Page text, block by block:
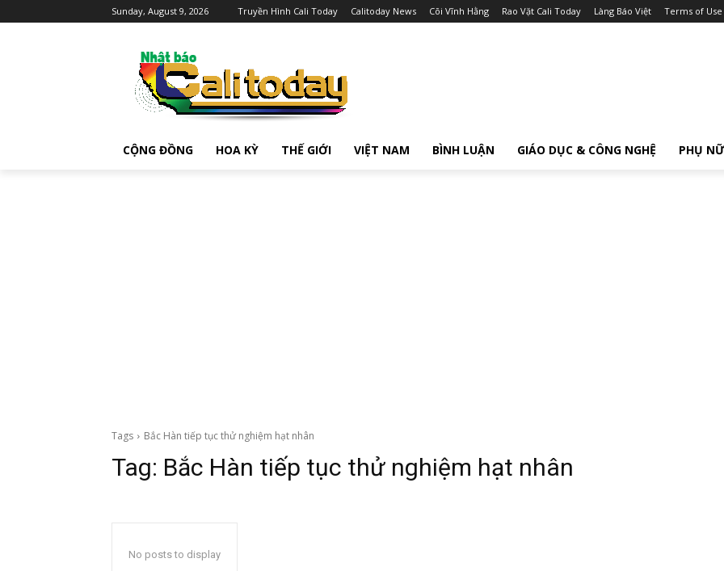
Sunday, August 9, 2026 Truyền Hình Cali Today Calitoday News Cõi Vĩnh Hằng Rao Vặt Cali Today Làng Báo Việt Terms of Use
CỘNG ĐỒNG HOA KỲ THẾ GIỚI VIỆT NAM BÌNH LUẬN GIÁO DỤC & CÔNG NGHỆ PHỤ NỮ
Tags Bắc Hàn tiếp tục thử nghiệm hạt nhân
Tag: Bắc Hàn tiếp tục thử nghiệm hạt nhân
No posts to display